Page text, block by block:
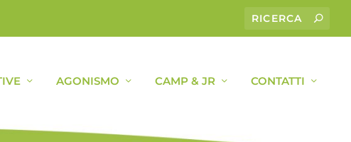
AGONISMO CAMP & JR CONTATTI